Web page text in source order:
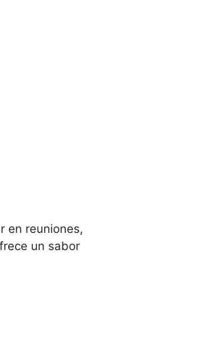
en reuniones,
un sabor